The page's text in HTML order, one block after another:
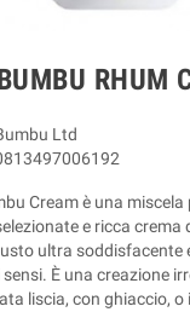
RHUM
Ltd
Cream è una
e ricca crema
ultra soddisfacente
È una creazione
liscia, con ghiaccio, o